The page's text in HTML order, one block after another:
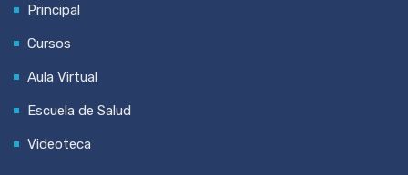
Principal
Cursos
Aula Virtual
Escuela de Salud
Videoteca